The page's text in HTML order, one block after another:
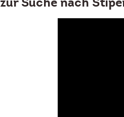
Suche nach